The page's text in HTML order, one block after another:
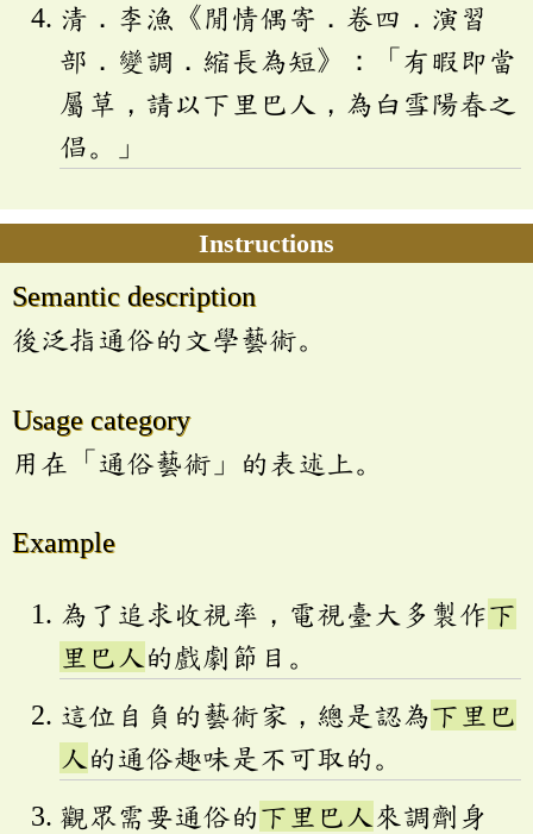
清．李漁《閒情偶寄．卷四．演習
部．變調．縮長為短》：「有暇即當
屬草，請以下里巴人，為白雪陽春之
倡。」
Instructions
Semantic description
後泛指通俗的文學藝術。
Usage category
用在「通俗藝術」的表述上。
Example
為了追求收視率，電視臺大多製作下
里巴人的戲劇節目。
這位自負的藝術家，總是認為下里巴
人的通俗趣味是不可取的。
觀眾需要通俗的下里巴人來調劑身